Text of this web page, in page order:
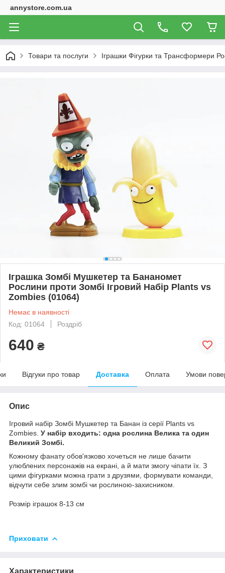
annystore.com.ua
Товари та послуги Іграшки Фігурки та Трансформери
Іграшка Зомбі Мушкетер та Бананомет
Рослини проти Зомбі Ігровий Набір Plants vs
Zombies (01064)
Немає в наявності
Код: 01064
Роздріб
640 ₴
Відгуки про товар Доставка Оплата Умови
Опис
Ігровий набір Зомбі Мушкетер та Банан із серії Plants vs
Zombies. У набір входить: одна рослина Велика та один
Великий Зомбі.
Кожному фанату обов'язково хочеться не лише бачити
улюблених персонажів на екрані, а й мати змогу чіпати їх. З
цими фігурками можна грати з друзями, формувати команди,
відчути себе злим зомбі чи рослиною-захисником.
Розмір іграшок 8-13 см
Приховати
Характеристики